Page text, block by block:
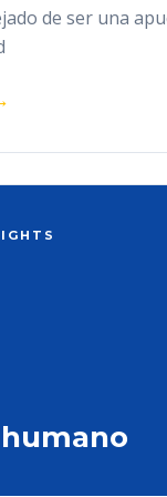
de ser una